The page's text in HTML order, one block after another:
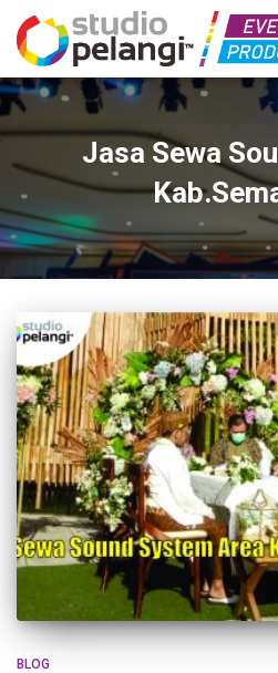
Jasa Sewa
BLOG